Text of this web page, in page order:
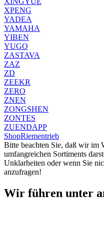
XPENG
YADEA
YAMAHA
YIBEN
YUGO
ZASTAVA
ZAZ
ZD
ZEEKR
ZERO
ZNEN
ZONGSHEN
ZONTES
ZUENDAPP
ShopRiementrieb
Bitte beachten Sie, daß wir im
umfangreichen Sortiments
Unklarheiten oder wenn Sie
anzufragen!
Wir führen unter